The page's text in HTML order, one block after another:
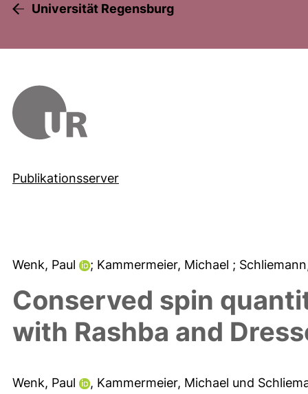
Universität Regensburg
Publikationsserver
Wenk, Paul ; Kammermeier, Michael ;
Conserved spin
with Rashba and
Wenk, Paul , Kammermeier, Michael und